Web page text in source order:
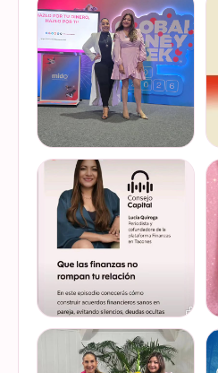
Felices de haber sido
invitadas, por cuarto año
consecutivo, a participar en
la Global Money Week, una
iniciativa que impulsa la
educación f…
VER EN
INSTAGRAM
@lucyquiroga tuvo la
oportunidad de conversar
con la gran Ilana Sod, en el